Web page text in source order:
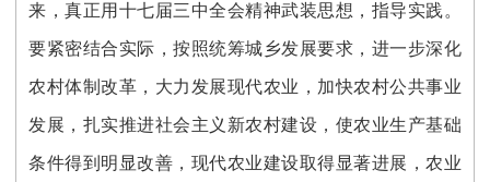
来，真正用十七届三中全会精神武装思想，指导实践。
要紧密结合实际，按照统筹城乡发展要求，进一步深化
农村体制改革，大力发展现代农业，加快农村公共事业
发展，扎实推进社会主义新农村建设，使农业生产基础
条件得到明显改善，现代农业建设取得显著进展，农业